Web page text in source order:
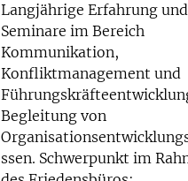
Langjährige Erfahrung und
Seminare im Bereich
Kommunikation,
Konfliktmanagement und
Begleitung von
ssen. Schwerpunkt im